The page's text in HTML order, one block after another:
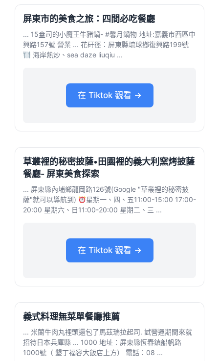
屏東市的美食之旅：四間必吃餐廳
... 15盎司的小魔王牛豬鍋- #馨月鍋物 地址:嘉義市西區中
興路157號 營業 ... 花矸徑：屏東縣琉球鄉復興路199號
海岸熱炒、sea daze liuqiu ...
在 Tiktok 觀看 →
草叢裡的秘密披薩•田園裡的義大利窯烤披薩
餐廳- 屏東美食探索
... 屏東縣內埔鄉龍岡路126號(Google "草叢裡的秘密披
薩"就可以導航到)
星期一、四、五11:00-15:00 17:00-
20:00 星期六、日11:00-20:00 星期二、三 ...
在 Tiktok 觀看 →
義式料理無菜單餐廳推薦
... 米蘭牛肉丸裡頭還包了馬茲瑞拉起司. 試營運期間來就
招待日本兵庫縣 ... 1000 地址：屏東縣恆春鎮船帆路
1000號（ 墾丁福容大飯店上方） 電話：08 ...